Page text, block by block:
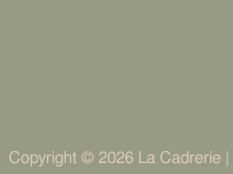
Copyright © 2026 La Cadrerie